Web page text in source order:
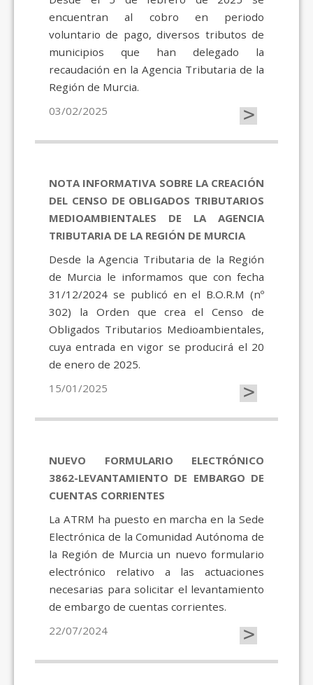
encuentran al cobro en periodo
voluntario de pago, diversos tributos de
municipios que han delegado la
recaudación en la Agencia Tributaria de la
Región de Murcia.
03/02/2025
>
NOTA INFORMATIVA SOBRE LA CREACIÓN
DEL CENSO DE OBLIGADOS TRIBUTARIOS
MEDIOAMBIENTALES DE LA AGENCIA
TRIBUTARIA DE LA REGIÓN DE MURCIA
Desde la Agencia Tributaria de la Región
de Murcia le informamos que con fecha
31/12/2024 se publicó en el B.O.R.M (nº
302) la Orden que crea el Censo de
Obligados Tributarios Medioambientales,
cuya entrada en vigor se producirá el 20
de enero de 2025.
15/01/2025
>
NUEVO FORMULARIO ELECTRÓNICO
3862-LEVANTAMIENTO DE EMBARGO DE
CUENTAS CORRIENTES
La ATRM ha puesto en marcha en la Sede
Electrónica de la Comunidad Autónoma de
la Región de Murcia un nuevo formulario
electrónico relativo a las actuaciones
necesarias para solicitar el levantamiento
de embargo de cuentas corrientes.
22/07/2024
>